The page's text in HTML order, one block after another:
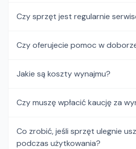
Czy sprzęt jest regularnie
Czy oferujecie pomoc w
Jakie są koszty wynajmu?
Czy muszę wpłacić kaucję za
Co zrobić, jeśli sprzęt ulegnie
podczas użytkowania?